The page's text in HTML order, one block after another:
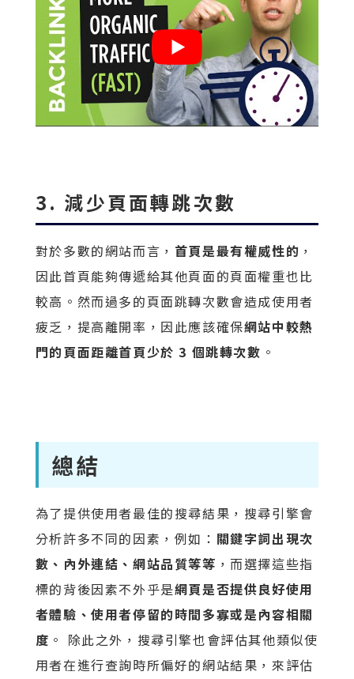
3. 減少頁面轉跳次數
對於多數的網站而言， 首頁是最有權威性的 ，
因此首頁能夠傳遞給其他頁面的頁面權重也比
較高。然而過多的頁面跳轉次數會造成使用者
疲乏，提高離開率，因此應該確保網站中較熱
門的頁面距離首頁少於 3 個跳轉次數 。
總結
為了提供使用者最佳的搜尋結果，搜尋引擎會
分析許多不同的因素，例如： 關鍵字詞出現次
數、內外連結、網站品質等等 ，而選擇這些指
標的背後因素不外乎是網頁是否提供良好使用
者體驗、使用者停留的時間多寡或是內容相關
度 。 除此之外，搜尋引擎也會評估其他類似使
用者在進行查詢時所偏好的網站結果，來評估